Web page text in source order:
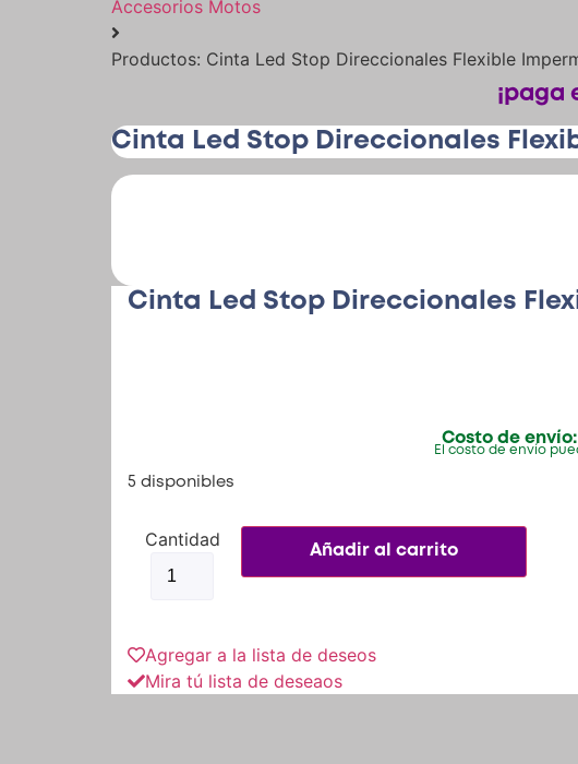
Accesorios Motos
Productos: Cinta Led Stop Direccionales Flexible
¡paga
Cinta Led Stop Direccionales
Cinta Led Stop Direccionales
Costo de envío:
El costo de envío
5 disponibles
Cinta
Led
Carro
cantidad
Añadir al carrito
Agregar a la lista de deseos
Mira tú lista de deseaos